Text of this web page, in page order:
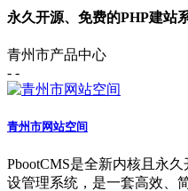
永久开源、免费的PHP建站
青州市产品中心
- -
青州市网站空间
PbootCMS是全新内核且永
设管理系统，是一套高效、